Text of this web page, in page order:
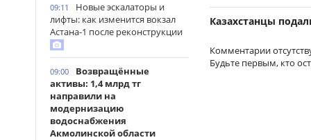
09:11
Новые эскалаторы и
лифты: как изменится вокзал
Астана-1 после реконструкции
09:00
Возвращённые
активы: 1,4 млрд тг
направили на
модернизацию
водоснабжения
Акмолинской области
Казахстанцы
Комментарии
Будьте первым, кто